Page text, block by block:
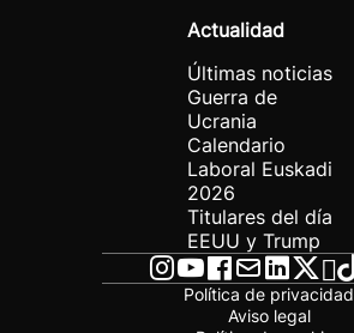
Actualidad
Últimas noticias
Guerra de
Ucrania
Calendario
Laboral Euskadi
2026
Titulares del día
EEUU y Trump
Política de privacidad
Aviso legal